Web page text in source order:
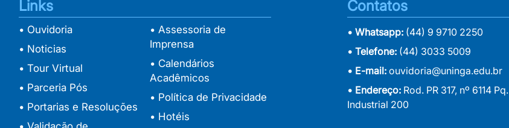
Links
• Ouvidoria
• Noticias
• Tour Virtual
• Parceria Pós
• Portarias e Resoluções
• Assessoria de
Imprensa
• Calendários
Acadêmicos
• Política de Privacidade
• Hotéis
Contatos
• Whatsapp: (44) 9 9710 2250
• Telefone: (44) 3033 5009
• E-mail: ouvidoria@uninga.edu.br
• Endereço: Rod. PR 317, nº 6114 Pq.
Industrial 200